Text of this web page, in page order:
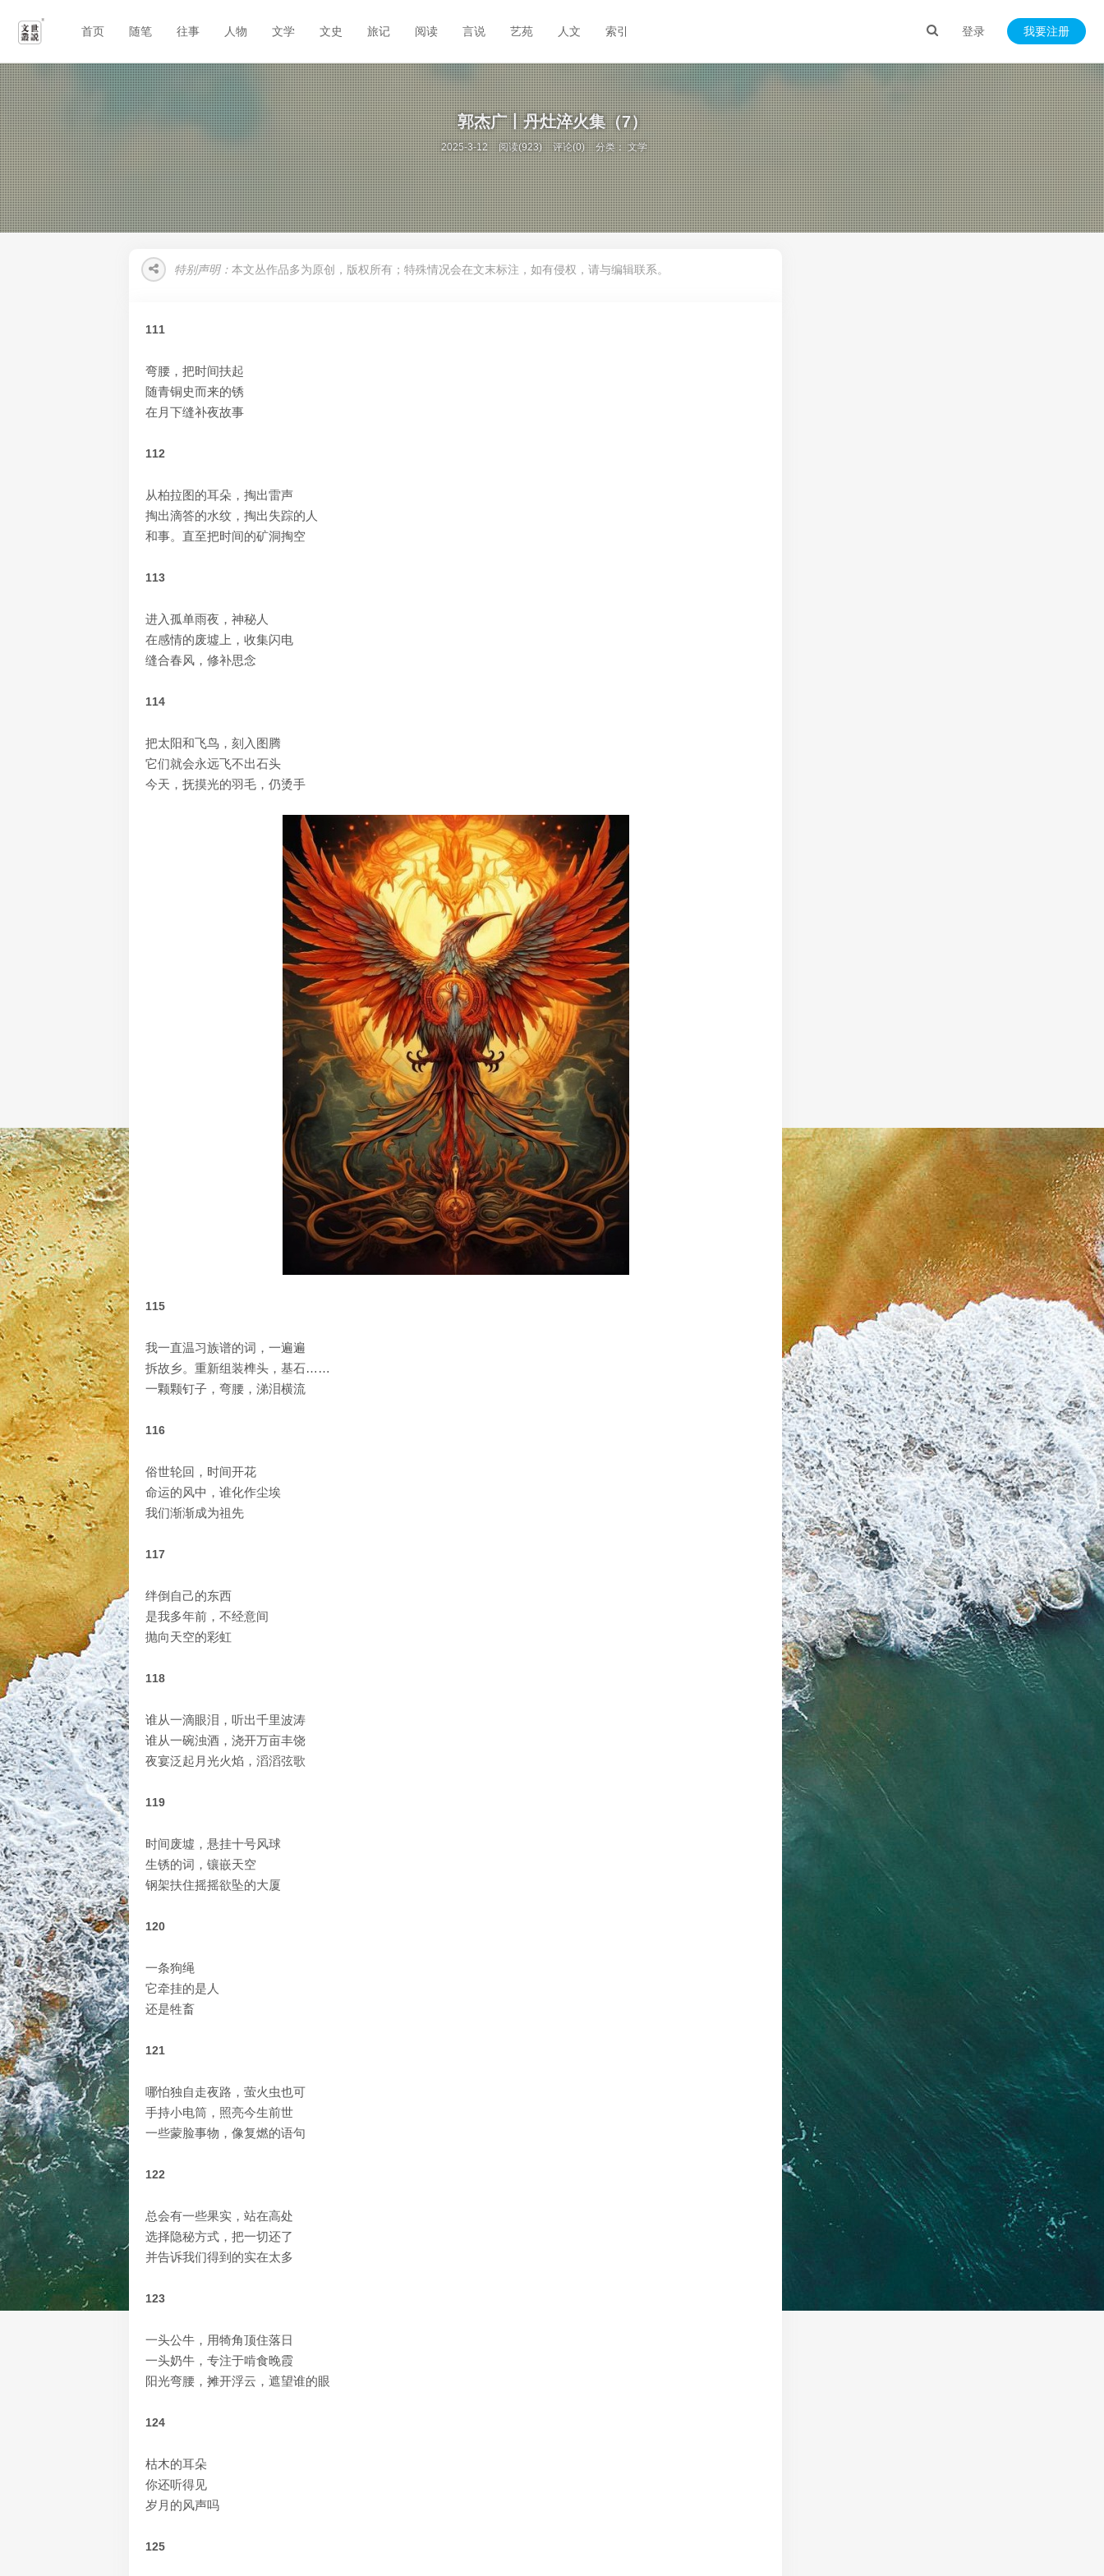
登录 我要注册
首页 随笔 往事 人物 文学 文史 旅记 阅读 言说 艺苑 人文 索引
郭杰广丨丹灶淬火集（7）
2025-3-12 阅读(923) 评论(0) 分类：文学
特别声明： 本文丛作品多为原创，版权所有；特殊情况会在文末标注，如有侵权，请与编辑联系。
111
弯腰，把时间扶起
随青铜史而来的锈
在月下缝补夜故事
112
从柏拉图的耳朵，掏出雷声
掏出滴答的水纹，掏出失踪的人
和事。直至把时间的矿洞掏空
113
进入孤单雨夜，神秘人
在感情的废墟上，收集闪电
缝合春风，修补思念
114
把太阳和飞鸟，刻入图腾
它们就会永远飞不出石头
今天，抚摸光的羽毛，仍烫手
115
我一直温习族谱的词，一遍遍
拆故乡。重新组装榫头，基石……
一颗颗钉子，弯腰，涕泪横流
116
俗世轮回，时间开花
命运的风中，谁化作尘埃
我们渐渐成为祖先
117
绊倒自己的东西
是我多年前，不经意间
抛向天空的彩虹
118
谁从一滴眼泪，听出千里波涛
谁从一碗浊酒，浇开万亩丰饶
夜宴泛起月光火焰，滔滔弦歌
119
时间废墟，悬挂十号风球
生锈的词，镶嵌天空
钢架扶住摇摇欲坠的大厦
120
一条狗绳
它牵挂的是人
还是牲畜
121
哪怕独自走夜路，萤火虫也可
手持小电筒，照亮今生前世
一些蒙脸事物，像复燃的语句
122
总会有一些果实，站在高处
选择隐秘方式，把一切还了
并告诉我们得到的实在太多
123
一头公牛，用犄角顶住落日
一头奶牛，专注于啃食晚霞
阳光弯腰，摊开浮云，遮望谁的眼
124
枯木的耳朵
你还听得见
岁月的风声吗
125